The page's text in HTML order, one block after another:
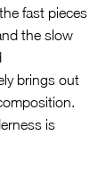
fast pieces
the slow
brings out
is